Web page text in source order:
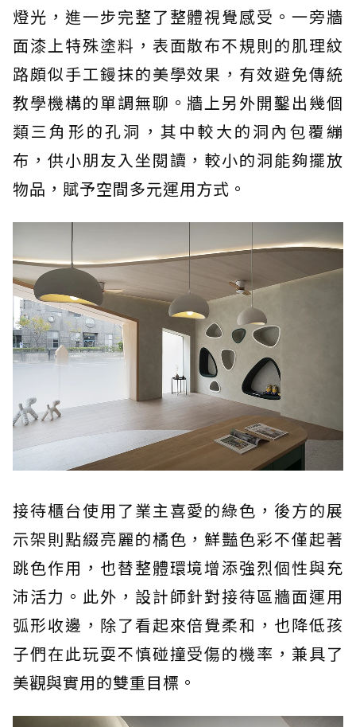
燈光，進一步完整了整體視覺感受。一旁牆
面漆上特殊塗料，表面散布不規則的肌理紋
路頗似手工鏝抹的美學效果，有效避免傳統
教學機構的單調無聊。牆上另外開鑿出幾個
類三角形的孔洞，其中較大的洞內包覆繃
布，供小朋友入坐閱讀，較小的洞能夠擺放
物品，賦予空間多元運用方式。
接待櫃台使用了業主喜愛的綠色，後方的展
示架則點綴亮麗的橘色，鮮豔色彩不僅起著
跳色作用，也替整體環境增添強烈個性與充
沛活力。此外，設計師針對接待區牆面運用
弧形收邊，除了看起來倍覺柔和，也降低孩
子們在此玩耍不慎碰撞受傷的機率，兼具了
美觀與實用的雙重目標。